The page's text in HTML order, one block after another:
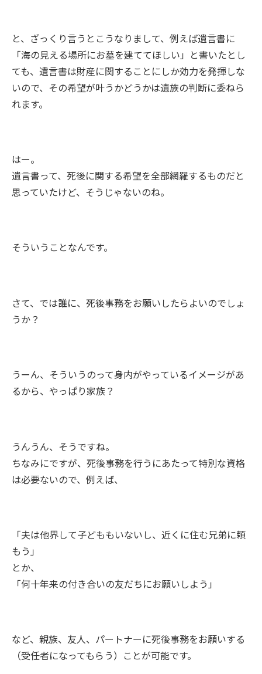
と、ざっくり言うとこうなりまして、例えば遺言書に
「海の見える場所にお墓を建ててほしい」と書いたとし
ても、遺言書は財産に関することにしか効力を発揮しな
いので、その希望が叶うかどうかは遺族の判断に委ねら
れます。
はー。
遺言書って、死後に関する希望を全部網羅するものだと
思っていたけど、そうじゃないのね。
そういうことなんです。
さて、では誰に、死後事務をお願いしたらよいのでしょ
うか？
うーん、そういうのって身内がやっているイメージがあ
るから、やっぱり家族？
うんうん、そうですね。
ちなみにですが、死後事務を行うにあたって特別な資格
は必要ないので、例えば、
「夫は他界して子どももいないし、近くに住む兄弟に頼
もう」
とか、
「何十年来の付き合いの友だちにお願いしよう」
など、親族、友人、パートナーに死後事務をお願いする
（受任者になってもらう）ことが可能です。